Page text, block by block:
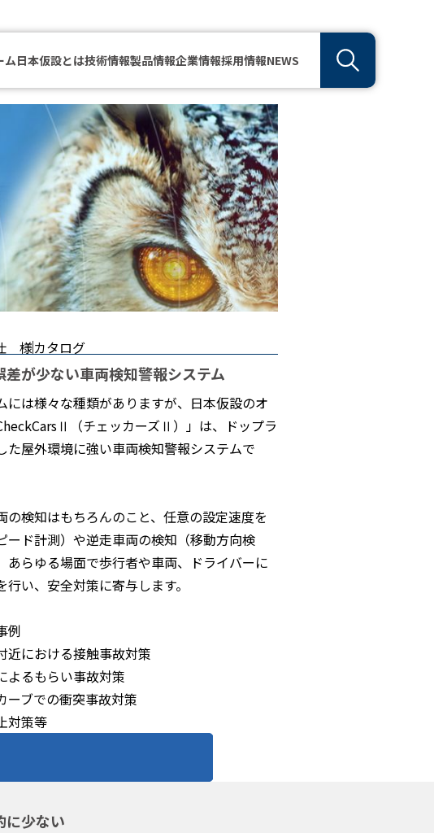
ム日本仮設とは技術情報製品情報企業情報採用情報NEWS
様カタログ
差が少ない車両検知警報システム
には様々な種類がありますが、日本仮設のオ
（チェッカーズⅡ）」は、ドップラ
た屋外環境に強い車両検知警報システムで
の検知はもちろんのこと、任意の設定速度を
ード計測）や逆走車両の検知（移動方向検
あらゆる場面で歩行者や車両、ドライバーに
い、安全対策に寄与します。
例
近における接触事故対策
よるもらい事故対策
ーブでの衝突事故対策
対策等
に少ない